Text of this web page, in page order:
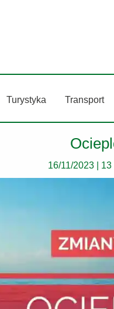
Turystyka Transport
16/11/2023 13